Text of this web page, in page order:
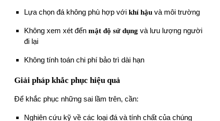
Lựa chọn đá không phù hợp vớikhí hậu và môi trường
Không xem xét đếnmật độ sử dụng và lưu lượng người
đi lại
Không tính toán chi phí bảo trì dài hạn
Giải pháp khắc phục hiệu quả
Để khắc phục những sai lầm trên, cần:
Nghiên cứu kỹ về các loại đá và tính chất của chúng